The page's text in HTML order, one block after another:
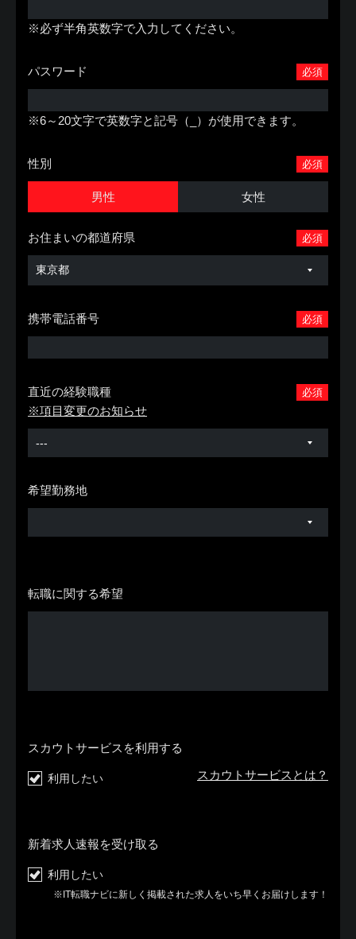
※必ず半角英数字で入力してください。
必須
パスワード
※6～20文字で英数字と記号（_）が使用できます。
必須
性別
男性 女性
必須
お住まいの都道府県
必須
携帯電話番号
必須
直近の経験職種
※項目変更のお知らせ
希望勤務地
転職に関する希望
スカウトサービスを利用する
利用したい スカウトサービスとは？
新着求人速報を受け取る
利用したい
※IT転職ナビに新しく掲載された求人をいち早くお届けします！